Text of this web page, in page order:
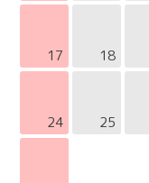
17 18
24 25